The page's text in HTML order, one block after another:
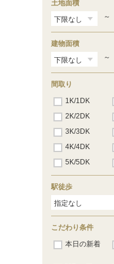
土地面積
～
建物面積
～
間取り
1K/1DK
2K/2DK
3K/3DK
4K/4DK
5K/5DK
駅徒歩
こだわり条件
本日の新着